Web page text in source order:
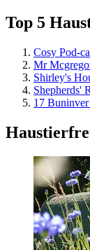
Top 5
Cosy Pod-
Mr
Shirley's
Shepherds'
17